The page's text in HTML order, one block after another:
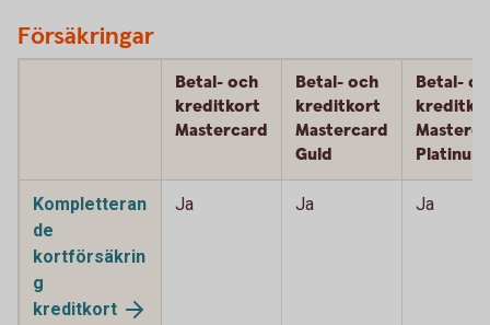
Försäkringar
Betal- och
kreditkort
Mastercard
Betal- och
kreditkort
Mastercard
Guld
Betal-
Platinum
Kompletteran
de
kortförsäkrin
g
kreditkort
Ja Ja Ja